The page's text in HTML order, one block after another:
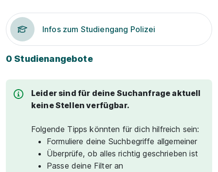
Infos zum Studiengang Polizei
0 Studienangebote
Leider sind für deine Suchanfrage aktuell
keine Stellen verfügbar.
Folgende Tipps könnten für dich hilfreich sein:
Formuliere deine Suchbegriffe allgemeiner
Überprüfe, ob alles richtig geschrieben ist
Passe deine Filter an